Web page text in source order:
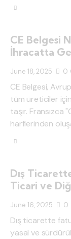
CE Belgesi
İhracatta
June 18, 2025 0
CE Belgesi,
tüm üreticiler
taşır.
harflerinden
Dış
Ticari ve
June 16, 2025 0
Dış ticarette
yasal ve